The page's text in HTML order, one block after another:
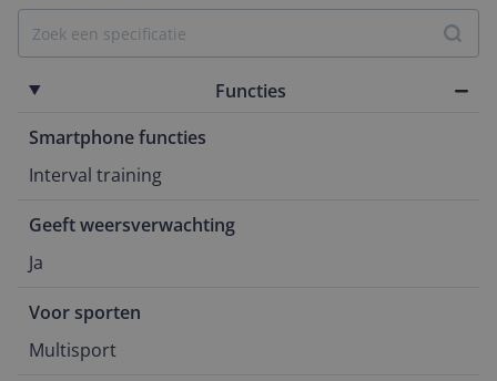
Functies
Smartphone functies
Interval training
Geeft weersverwachting
Ja
Voor sporten
Multisport